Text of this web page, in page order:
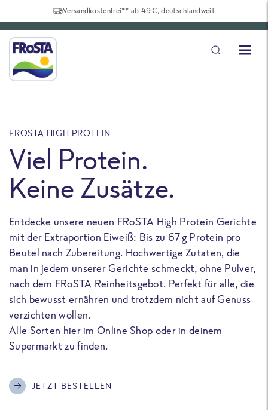
Versandkostenfrei** ab 49€, deutschlandweit
FROSTA HIGH PROTEIN
Viel Protein.
Keine Zusätze.
Entdecke unsere neuen FRoSTA High Protein Gerichte
mit der Extraportion Eiweiß: Bis zu 67 g Protein pro
Beutel nach Zubereitung. Hochwertige Zutaten, die
man in jedem unserer Gerichte schmeckt, ohne Pulver,
nach dem FRoSTA Reinheitsgebot. Perfekt für alle, die
sich bewusst ernähren und trotzdem nicht auf Genuss
verzichten wollen.
Alle Sorten hier im Online Shop oder in deinem
Supermarkt zu finden.
JETZT BESTELLEN